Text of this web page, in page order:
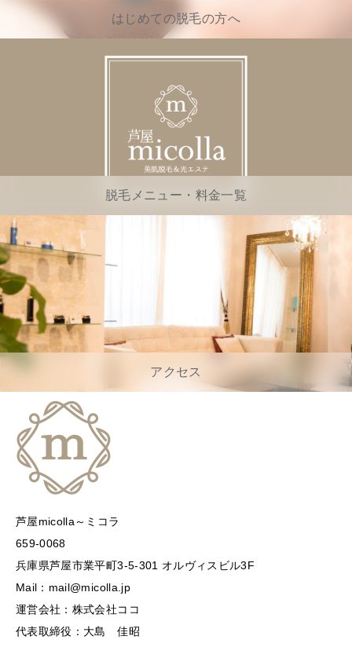
はじめての脱毛の方へ
脱毛メニュー・料金一覧
アクセス
芦屋micolla～ミコラ
659-0068
兵庫県芦屋市業平町3-5-301 オルヴィスビル3F
Mail：mail@micolla.jp
運営会社：株式会社ココ
代表取締役：大島 佳昭